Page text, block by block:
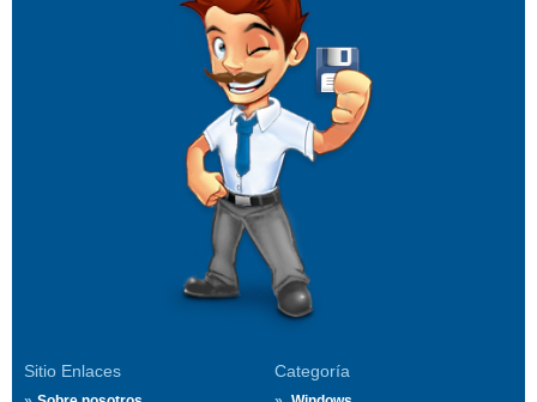
Sitio Enlaces Categoría